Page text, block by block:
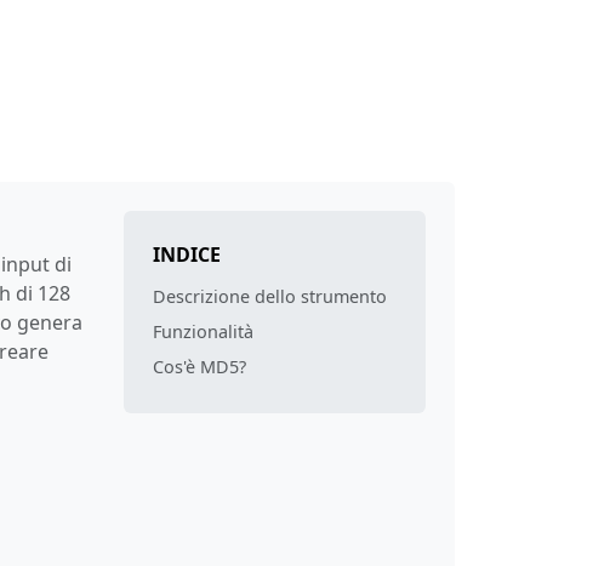
di
di 128
genera
INDICE
Descrizione dello strumento
Funzionalità
Cos'è MD5?